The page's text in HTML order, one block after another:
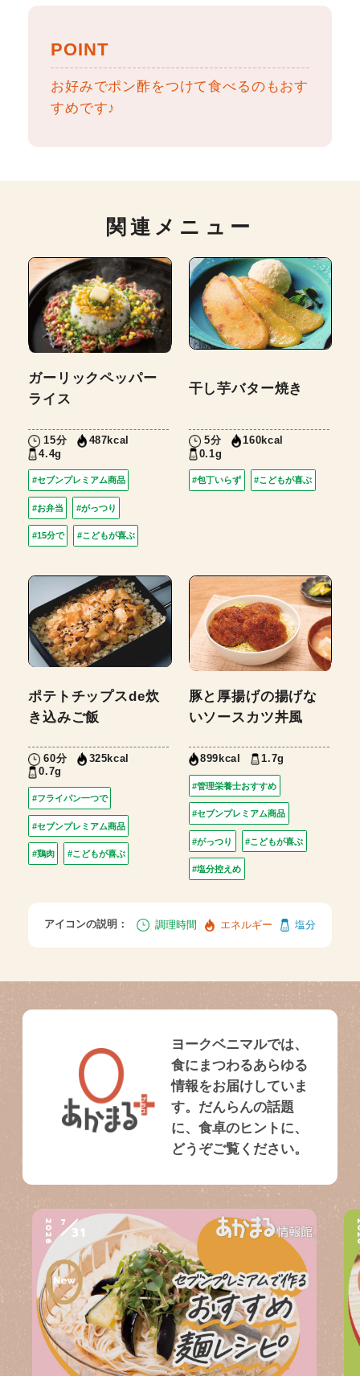
POINT
お好みでポン酢をつけて食べるのもおす
すめです♪
関連メニュー
ガーリックペッパー
ライス
15分
487kcal
4.4g
#セブンプレミアム商品
#お弁当 #がっつり
#15分で #こどもが喜ぶ
干し芋バター焼き
5分
160kcal
0.1g
#包丁いらず #こどもが喜ぶ
ポテトチップスde炊
き込みご飯
60分
325kcal
0.7g
#フライパン一つで
#セブンプレミアム商品
#鶏肉 #こどもが喜ぶ
豚と厚揚げの揚げな
いソースカツ丼風
899kcal 1.7g
#管理栄養士おすすめ
#セブンプレミアム商品
#がっつり #こどもが喜ぶ
#塩分控えめ
アイコンの説明： 調理時間 エネルギー 塩分
ヨークベニマルでは、
食にまつわるあらゆる
情報をお届けしていま
す。だんらんの話題
に、食卓のヒントに、
どうぞご覧ください。
2026 7
31